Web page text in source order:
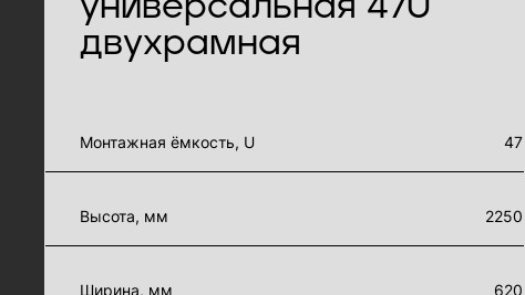
универсальная 47U
двухрамная
Монтажная ёмкость, U
47
Высота, мм 2250
Ширина, мм 620